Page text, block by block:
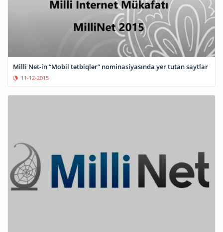
Milli Net-in “Mobil tətbiqlər” nominasiyasında yer tutan saytlar
11-12-2015